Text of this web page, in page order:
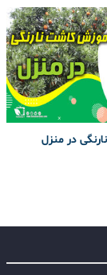
در منزل